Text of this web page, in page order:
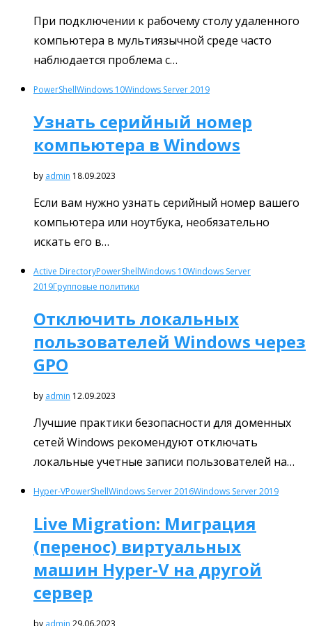
При подключении к рабочему столу удаленного
компьютера в мультиязычной среде часто
наблюдается проблема с…
PowerShellWindows 10Windows Server 2019
Узнать серийный номер
компьютера в Windows
by admin 18.09.2023
Если вам нужно узнать серийный номер вашего
компьютера или ноутбука, необязательно
искать его в…
Active DirectoryPowerShellWindows 10Windows Server
2019Групповые политики
Отключить локальных
пользователей Windows через
GPO
by admin 12.09.2023
Лучшие практики безопасности для доменных
сетей Windows рекомендуют отключать
локальные учетные записи пользователей на…
Hyper-VPowerShellWindows Server 2016Windows Server 2019
Live Migration: Миграция
(перенос) виртуальных
машин Hyper-V на другой
сервер
by admin 29.06.2023